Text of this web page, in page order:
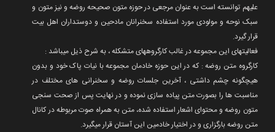
علیهم توانسته است به عنوان مرجعی در حوزه متون صحیحه روضه و نیز متون و
سبک نوحه و مولودی مورد استفاده سخنرانان مادحین و دوستداران اهل بیت
قرار گیرد.
فعالیتهای این مجموعه در غالب کارگروههای متشکله ، به شرح ذیل میباشد :
کارگروه متن روضه : که در این حوزه خادمان مجموعه با نیات پاک خود و بدون
هیچگونه چشم داشتی ، آخرین جلسات روضه و سخنرانی های مختلف در
مناسبت ها را بصورت متن پیاده سازی نموده و در نهایت پس از صحت سنجی
متون روضه و محتوای اشعار استفاده شده، متن به همراه صوت مربوطه در کانال
متن روضه بارگزاری و در اختیار خادمین این آستان قرار میگیرد.